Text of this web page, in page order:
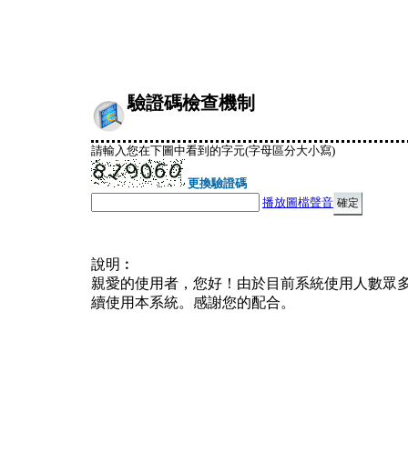
驗證碼檢查機制
請輸入您在下圖中看到的字元(字母區分大小寫)
更換驗證碼
播放圖檔聲音
說明︰
親愛的使用者，您好！由於目前系統使用人數眾
續使用本系統。感謝您的配合。